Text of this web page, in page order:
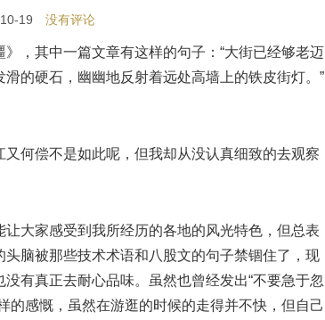
19 没有评论
，其中一篇文章有这样的句子：“大街已经够老迈
的硬石，幽幽地反射着远处高墙上的铁皮街灯。”
何偿不是如此呢，但我却从没认真细致的去观察
大家感受到我所经历的各地的风光特色，但总表
脑被那些技术术语和八股文的句子禁锢住了，现
有真正去耐心品味。虽然也曾经发出“不要急于忽
的感慨，虽然在游逛的时候的走得并不快，但自己